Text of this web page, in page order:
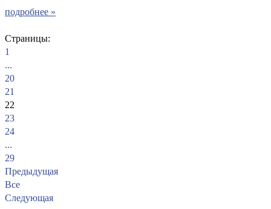
подробнее »
Страницы:
1
...
20
21
22
23
24
...
29
Предыдущая
Все
Следующая